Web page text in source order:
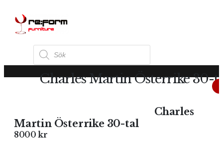
Produktsökning
Charles Martin Österrike 30-
Charles
Martin Österrike 30-tal
8000kr